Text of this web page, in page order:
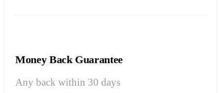
Money Back Guarantee
Any back within 30 days